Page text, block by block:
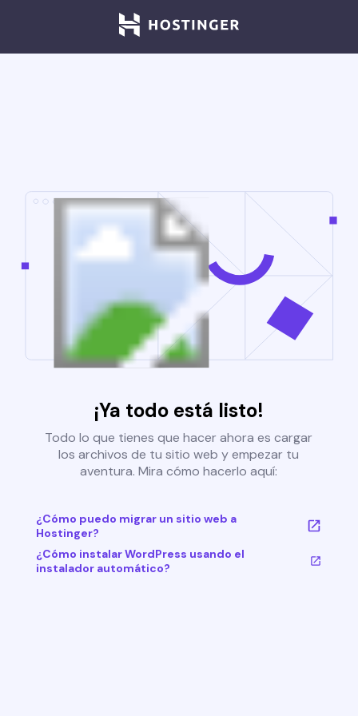
¡Ya todo está listo!
Todo lo que tienes que hacer ahora es cargar
los archivos de tu sitio web y empezar tu
aventura. Mira cómo hacerlo aquí:
¿Cómo puedo migrar un sitio web a
Hostinger?
¿Cómo instalar WordPress usando el
instalador automático?